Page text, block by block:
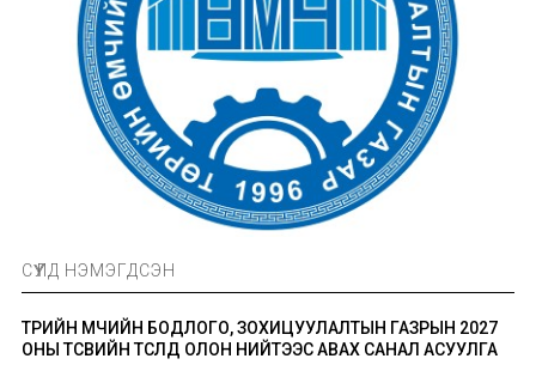
СҮҮЛД НЭМЭГДСЭН
ТӨРИЙН ӨМЧИЙН БОДЛОГО, ЗОХИЦУУЛАЛТЫН ГАЗРЫН 2027
ОНЫ ТӨСВИЙН ТӨСӨЛД ОЛОН НИЙТЭЭС АВАХ САНАЛ АСУУЛГА